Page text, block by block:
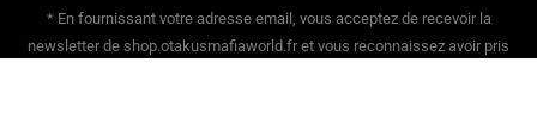
* En fournissant votre adresse email, vous acceptez de recevoir la
newsletter de shop.otakusmafiaworld.fr et vous reconnaissez avoir pris